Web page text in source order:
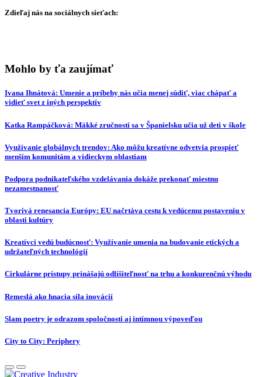
Zdieľaj nás na sociálnych sieťach:
Mohlo by ťa zaujímať
Ivana Ihnátová: Umenie a príbehy nás učia menej súdiť, viac chápať a
vidieť svet z iných perspektív
Katka Rampáčková: Mäkké zručnosti sa v Španielsku učia už deti v škole
Využívanie globálnych trendov: Ako môžu kreatívne odvetvia prospieť
menším komunitám a vidieckym oblastiam
Podpora podnikateľského vzdelávania dokáže prekonať miestnu
nezamestnanosť
Tvorivá renesancia Európy: EU načrtáva cestu k vedúcemu postaveniu v
oblasti kultúry
Kreatívci vedú budúcnosť: Využívanie umenia na budovanie etických a
udržateľných technológií
Cirkulárne prístupy prinášajú odlíšiteľnosť na trhu a konkurenčnú výhodu
Remeslá ako hnacia sila inovácií
Slam poetry je odrazom spoločnosti aj intímnou výpoveďou
City to City: Periphery